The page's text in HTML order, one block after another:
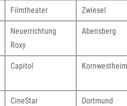
Filmtheater Zwiesel
Neuerrichtung
Roxy
Abensberg
Capitol Kornwestheim
CineStar Dortmund